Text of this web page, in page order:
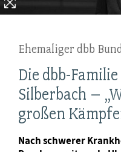
Ehemaliger dbb
Die dbb-
Silberbach –
großen
Nach schwerer